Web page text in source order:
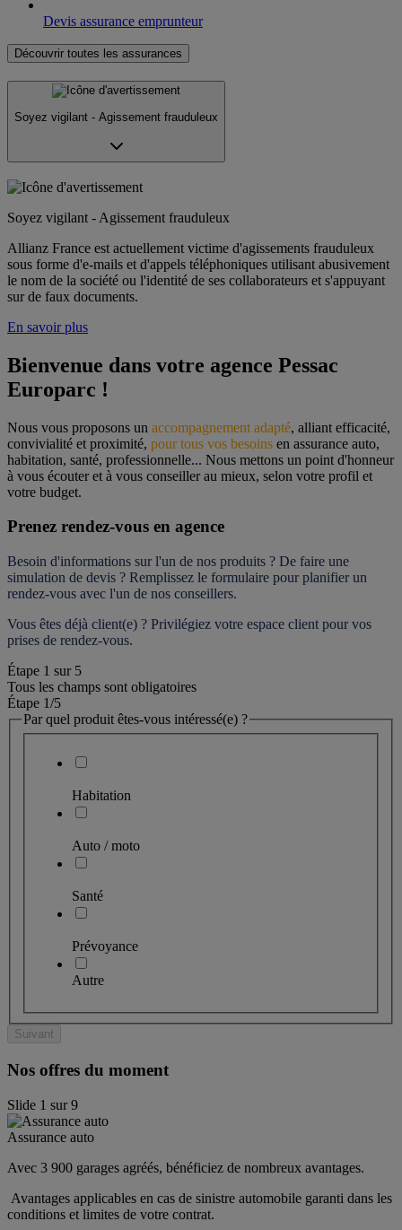
Devis assurance emprunteur
Découvrir toutes les assurances
Soyez vigilant - Agissement frauduleux
Soyez vigilant - Agissement frauduleux
Allianz France est actuellement victime d'agissements frauduleux
sous forme d'e-mails et d'appels téléphoniques utilisant abusivement
le nom de la société ou l'identité de ses collaborateurs et s'appuyant
sur de faux documents.
En savoir plus
Bienvenue dans votre agence Pessac
Europarc !
Nous vous proposons un accompagnement adapté, alliant efficacité,
convivialité et proximité, pour tous vos besoins en assurance auto,
habitation, santé, professionnelle... Nous mettons un point d'honneur
à vous écouter et à vous conseiller au mieux, selon votre profil et
votre budget.
Prenez rendez-vous en agence
Besoin d'informations sur l'un de nos produits ? De faire une
simulation de devis ? Remplissez le formulaire pour planifier un
rendez-vous avec l'un de nos conseillers.
Vous êtes déjà client(e) ? Privilégiez votre espace client pour vos
prises de rendez-vous.
Étape 1 sur 5
Tous les champs sont obligatoires
Étape 1/5
Par quel produit êtes-vous intéressé(e) ?
Habitation
Auto / moto
Santé
Prévoyance
Autre
Suivant
Nos offres du moment
Slide 1 sur9
Assurance auto
Avec 3 900 garages agréés, bénéficiez de nombreux avantages.
Avantages applicables en cas de sinistre automobile garanti dans les
conditions et limites de votre contrat.